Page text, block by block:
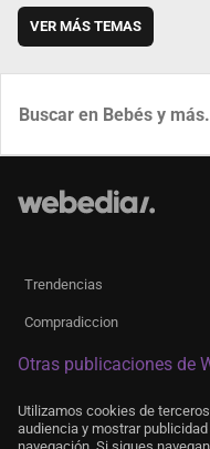
VER MÁS TEMAS
Trendencias
Compradiccion
Otras publicaciones de
Utilizamos cookies de
audiencia y mostrar